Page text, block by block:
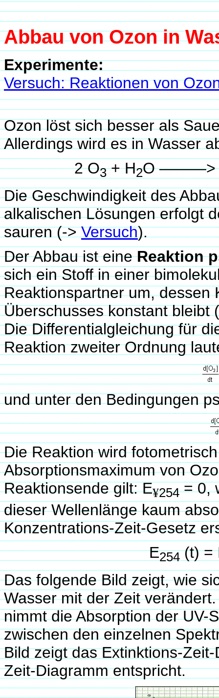
Abbau von Ozon in
Experimente:
Versuch: Reaktionen von
Ozon löst sich besser als
Allerdings wird es in Wasser
2 O3+ H2O ———>
Die Geschwindigkeit des
alkalischen Lösungen erfolgt
sauren (->Versuch).
Der Abbau ist eineReaktion
sich ein Stoff in einer
Reaktionspartner um, dessen
Überschusses konstant bleibt
Die Differentialgleichung für
Reaktion zweiter Ordnung
und unter den Bedingungen
Die Reaktion wird
Absorptionsmaximum von
Reaktionsende gilt: E¥254= 0,
dieser Wellenlänge kaum
Konzentrations-Zeit-Gesetz
E254(t) =
Das folgende Bild zeigt, wie
Wasser mit der Zeit
nimmt die Absorption der UV-
zwischen den einzelnen
Bild zeigt das Extinktions-
Zeit-Diagramm entspricht.